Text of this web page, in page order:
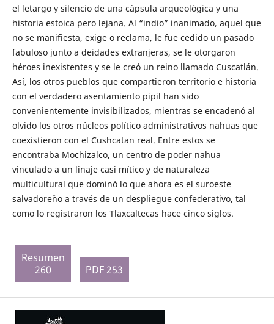
el letargo y silencio de una cápsula arqueológica y una
historia estoica pero lejana. Al “indio” inanimado, aquel que
no se manifiesta, exige o reclama, le fue cedido un pasado
fabuloso junto a deidades extranjeras, se le otorgaron
héroes inexistentes y se le creó un reino llamado Cuscatlán.
Así, los otros pueblos que compartieron territorio e historia
con el verdadero asentamiento pipil han sido
convenientemente invisibilizados, mientras se encadenó al
olvido los otros núcleos político administrativos nahuas que
coexistieron con el Cushcatan real. Entre estos se
encontraba Mochizalco, un centro de poder nahua
vinculado a un linaje casi mítico y de naturaleza
multicultural que dominó lo que ahora es el suroeste
salvadoreño a través de un despliegue confederativo, tal
como lo registraron los Tlaxcaltecas hace cinco siglos.
Resumen
260
PDF 253